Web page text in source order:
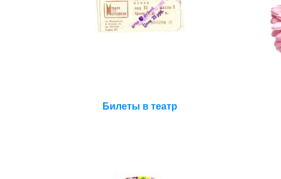
Билеты в театр